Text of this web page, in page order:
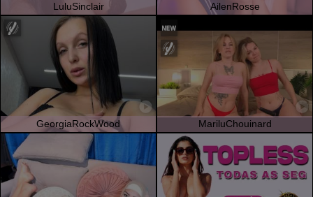
LuluSinclair AilenRosse
GeorgiaRockWood MariluChouinard